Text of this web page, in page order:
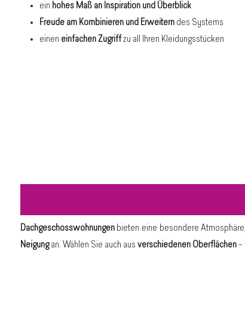
ein hohes Maß an Inspiration und Überblick
Freude am Kombinieren und Erweiterndes Systems
einen einfachen Zugriffzu all Ihren Kleidungsstücken
Dachgeschosswohnungen bieten eine besondere
Neigungan. Wählen Sie auch aus verschiedenen Oberflächen–